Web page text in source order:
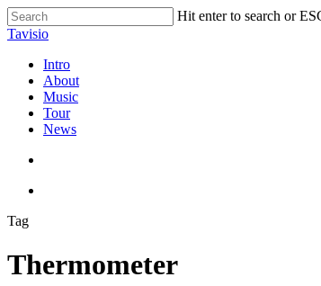
Skip
to
content
Hit enter to search or
Close
Tavisio
search
Menu
Intro
About
Music
Tour
News
Tag
Thermometer